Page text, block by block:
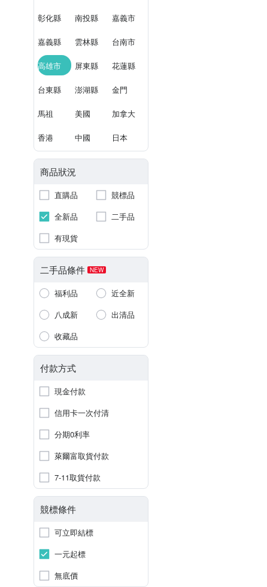
彰化縣 南投縣 嘉義市
嘉義縣 雲林縣 台南市
高雄市 屏東縣 花蓮縣
台東縣 澎湖縣 金門
馬祖 美國 加拿大
香港 中國 日本
商品狀況
直購品
競標品
全新品
二手品
有現貨
二手品條件 NEW
福利品
近全新
八成新
出清品
收藏品
付款方式
現金付款
信用卡一次付清
分期0利率
萊爾富取貨付款
7-11取貨付款
競標條件
可立即結標
一元起標
無底價